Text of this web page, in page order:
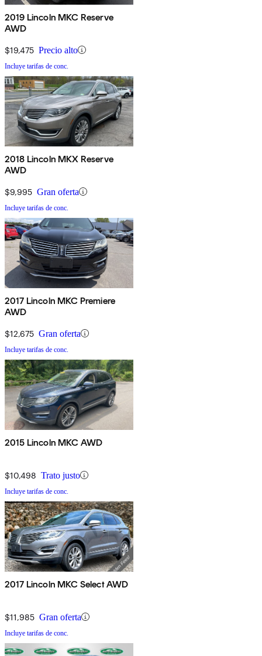
2019 Lincoln MKC Reserve
AWD
$19,475 Precio alto
Incluye tarifas de conc.
2018 Lincoln MKX Reserve
AWD
$9,995 Gran oferta
Incluye tarifas de conc.
2017 Lincoln MKC Premiere
AWD
$12,675 Gran oferta
Incluye tarifas de conc.
2015 Lincoln MKC AWD
$10,498 Trato justo
Incluye tarifas de conc.
2017 Lincoln MKC Select AWD
$11,985 Gran oferta
Incluye tarifas de conc.